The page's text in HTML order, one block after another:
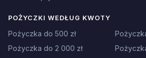
POŻYCZKI WEDŁUG KWOTY
Pożyczka do 500 zł
Pożyczka do 2 000 zł